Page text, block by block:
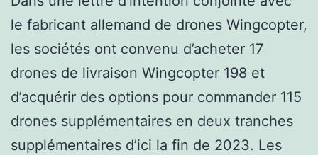
le fabricant allemand de drones Wingcopter,
les sociétés ont convenu d’acheter 17
drones de livraison Wingcopter 198 et
d’acquérir des options pour commander 115
drones supplémentaires en deux tranches
supplémentaires d’ici la fin de 2023. Les